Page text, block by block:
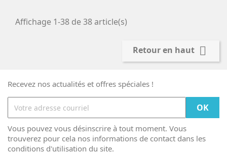
Affichage 1-38 de 38 article(s)
Retour en haut 
Recevez nos actualités et offres spéciales !
Vous pouvez vous désinscrire à tout moment. Vous
trouverez pour cela nos informations de contact dans les
conditions d'utilisation du site.